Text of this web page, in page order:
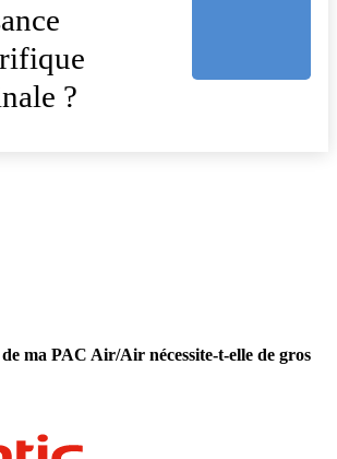
?
ma PAC Air/Air nécessite-t-elle de gros